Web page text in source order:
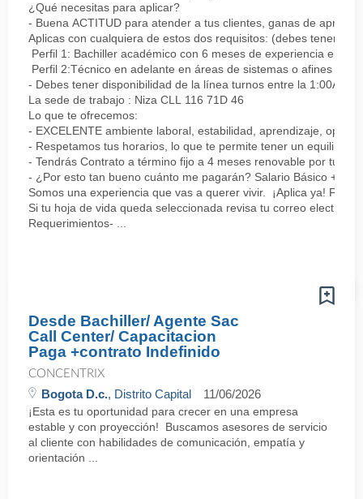
¿Qué necesitas para aplicar?
- Buena ACTITUD para atender a tus clientes, ganas de
Aplicas con cualquiera de estos dos requisitos: (debes tener
Perfil 1: Bachiller académico con 6 meses de experiencia en
Perfil 2:Técnico en adelante en áreas de sistemas o afines
- Debes tener disponibilidad de la línea turnos entre la 1:00AM
La sede de trabajo : Niza CLL 116 71D 46
Lo que te ofrecemos:
- EXCELENTE ambiente laboral, estabilidad, aprendizaje,
- Respetamos tus horarios, lo que te permite tener un equilibrio
- Tendrás Contrato a término fijo a 4 meses renovable por tu
- ¿Por esto tan bueno cuánto me pagarán? Salario Básico +
Somos una experiencia que vas a querer vivir. ¡Aplica ya!
Si tu hoja de vida queda seleccionada revisa tu correo
Requerimientos- ...
Desde Bachiller/ Agente Sac
Call Center/ Capacitacion
Paga +contrato Indefinido
CONCENTRIX
Bogota D.c., Distrito Capital 11/06/2026
¡Esta es tu oportunidad para crecer en una empresa
estable y con proyección! Buscamos asesores de servicio
al cliente con habilidades de comunicación, empatía y
orientación ...